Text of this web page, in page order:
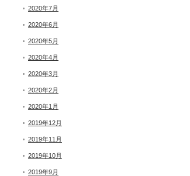
2020年7月
2020年6月
2020年5月
2020年4月
2020年3月
2020年2月
2020年1月
2019年12月
2019年11月
2019年10月
2019年9月